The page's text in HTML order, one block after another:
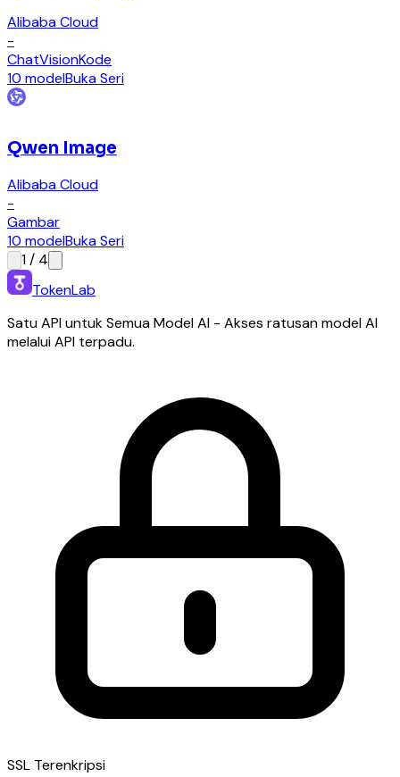
Alibaba Cloud
-
ChatVisionKode
10 modelBuka Seri
Qwen Image
Alibaba Cloud
-
Gambar
10 modelBuka Seri
1/ 4
TokenLab
Satu API untuk Semua Model AI - Akses ratusan model AI
melalui API terpadu.
SSL Terenkripsi